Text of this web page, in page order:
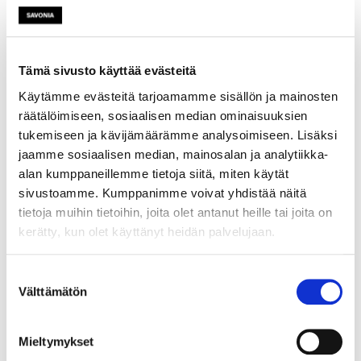
Tämä sivusto käyttää evästeitä
Käytämme evästeitä tarjoamamme sisällön ja mainosten
räätälöimiseen, sosiaalisen median ominaisuuksien
tukemiseen ja kävijämäärämme analysoimiseen. Lisäksi
jaamme sosiaalisen median, mainosalan ja analytiikka-
alan kumppaneillemme tietoja siitä, miten käytät
sivustoamme. Kumppanimme voivat yhdistää näitä
tietoja muihin tietoihin, joita olet antanut heille tai joita on
kerätty, kun olet käyttänyt heidän palvelujaan.
valinta
Välttämätön
Mieltymykset
lähes yksinomaan ihmisen
koneiden kehittäminen
raskaiden työkoneiden alalle
on haastavaa, koska työkoneet
ovat usein pitkälle räätälöityjä
ja pienen valmistuserän
tuotteita.
Savonia-
ammattikorkeakoulun ja Ylä-
investointihankkeessa aletaan
etsiä liikkuviin työkoneisiin
soveltuvia tekoälyratkaisuja.
Investointihanke on osa AI-